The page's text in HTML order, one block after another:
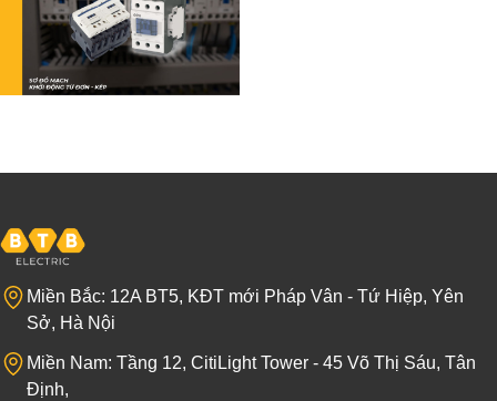
Miền Bắc: 12A BT5, KĐT mới Pháp Vân - Tứ Hiệp, Yên
Sở, Hà Nội
Miền Nam: Tầng 12, CitiLight Tower - 45 Võ Thị Sáu, Tân
Định,